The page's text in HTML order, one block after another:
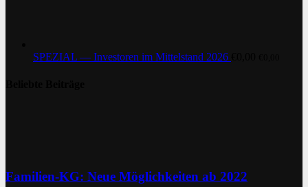
SPEZIAL — Investoren im Mittelstand 2026
Familien-KG: Neue Möglichkeiten ab 2022